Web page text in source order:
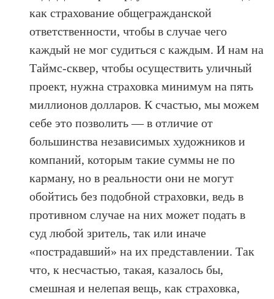
как страхование общегражданской
ответственности, чтобы в случае чего
каждый не мог судиться с каждым. И нам на
Таймс-сквер, чтобы осуществить уличный
проект, нужна страховка минимум на пять
миллионов долларов. К счастью, мы можем
себе это позволить — в отличие от
большинства независимых художников и
компаний, которым такие суммы не по
карману, но в реальности они не могут
обойтись без подобной страховки, ведь в
противном случае на них может подать в
суд любой зритель, так или иначе
«пострадавший» на их представлении. Так
что, к несчастью, такая, казалось бы,
смешная и нелепая вещь, как страховка,